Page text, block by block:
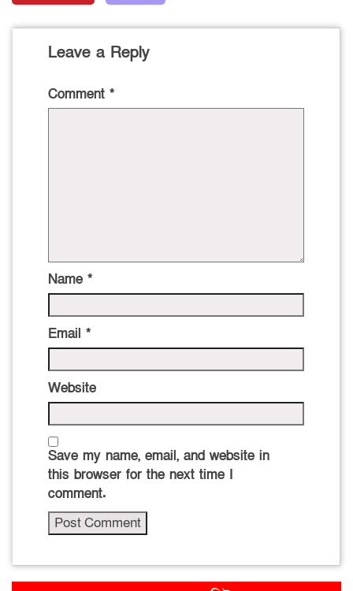
Leave a Reply
Comment *
Name *
Email *
Website
Save my name, email, and website in
this browser for the next time I
comment.